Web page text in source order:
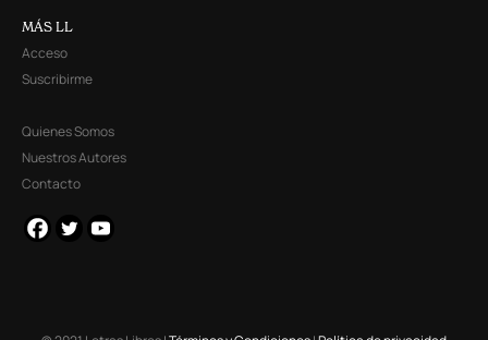
MÁS LL
Acceso
Suscribirme
Quienes Somos
Nuestros Autores
Contacto